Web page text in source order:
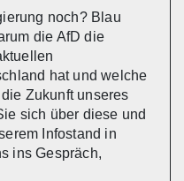
noch? Blau
die AfD die
hat und welche
Zukunft unseres
sich über diese und
Infostand in
ins Gespräch,